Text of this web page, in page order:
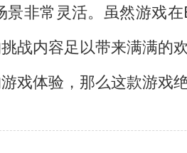
非常灵活。虽然游戏
战内容足以带来满满的
戏体验，那么这款游戏绝